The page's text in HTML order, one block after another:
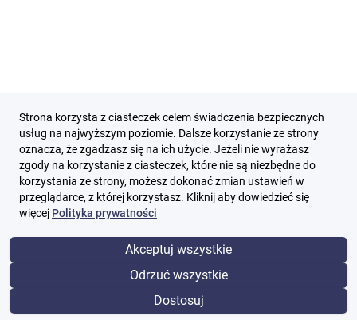
Strona korzysta z ciasteczek celem świadczenia bezpiecznych
usług na najwyższym poziomie. Dalsze korzystanie ze strony
oznacza, że zgadzasz się na ich użycie. Jeżeli nie wyrażasz
zgody na korzystanie z ciasteczek, które nie są niezbędne do
korzystania ze strony, możesz dokonać zmian ustawień w
przeglądarce, z której korzystasz. Kliknij aby dowiedzieć się
więcej Polityka prywatności
Akceptuj wszystkie
Odrzuć wszystkie
Dostosuj